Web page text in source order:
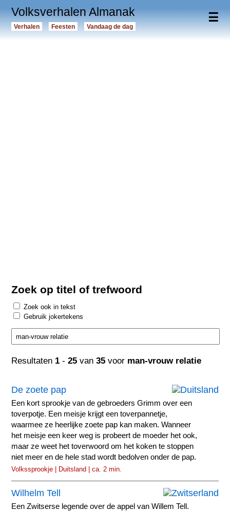
☰
Volksverhalen Almanak
Verhalen Feesten Vandaag de dag
Zoek op titel of trefwoord
Zoek ook in tekst
Gebruik jokertekens
Resultaten 1 -25 van35 voor man-vrouw relatie
De zoete pap
Een kort sprookje van de gebroeders Grimm over een
toverpotje. Een meisje krijgt een toverpannetje,
waarmee ze heerlijke zoete pap kan maken. Wanneer
het meisje een keer weg is probeert de moeder het ook,
maar ze weet het toverwoord om het koken te stoppen
niet meer en de hele stad wordt bedolven onder de pap.
Volkssprookje | Duitsland | ca. 2 min.
Wilhelm Tell
Een Zwitserse legende over de appel van Willem Tell.